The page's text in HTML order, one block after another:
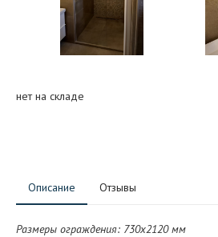
нет на складе
Описание Отзывы
Размеры ограждения: 730x2120 мм